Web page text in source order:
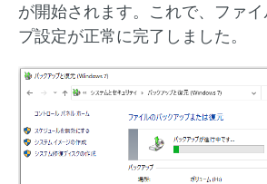
が開始されます。これで、ファ
プ設定が正常に完了しました。